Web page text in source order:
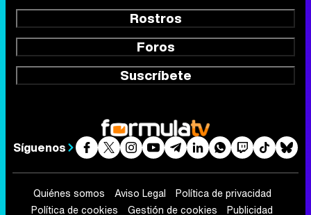
Rostros
Foros
Suscríbete
Síguenos
Quiénes somos Aviso Legal
Política de privacidad
Política de cookies
Gestión de cookies Publicidad